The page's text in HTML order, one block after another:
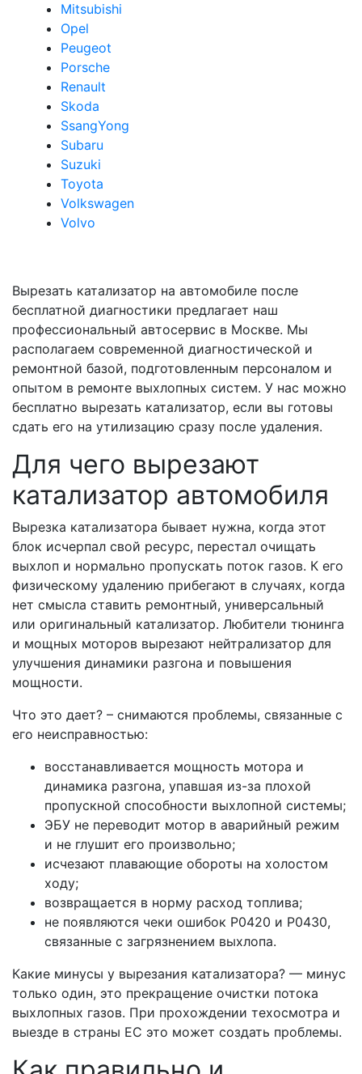
Mitsubishi
Opel
Peugeot
Porsche
Renault
Skoda
SsangYong
Subaru
Suzuki
Toyota
Volkswagen
Volvo
Вырезать катализатор на автомобиле после
бесплатной диагностики предлагает наш
профессиональный автосервис в Москве. Мы
располагаем современной диагностической и
ремонтной базой, подготовленным персоналом и
опытом в ремонте выхлопных систем. У нас можно
бесплатно вырезать катализатор, если вы готовы
сдать его на утилизацию сразу после удаления.
Для чего вырезают
катализатор автомобиля
Вырезка катализатора бывает нужна, когда этот
блок исчерпал свой ресурс, перестал очищать
выхлоп и нормально пропускать поток газов. К его
физическому удалению прибегают в случаях, когда
нет смысла ставить ремонтный, универсальный
или оригинальный катализатор. Любители тюнинга
и мощных моторов вырезают нейтрализатор для
улучшения динамики разгона и повышения
мощности.
Что это дает? – снимаются проблемы, связанные с
его неисправностью:
восстанавливается мощность мотора и
динамика разгона, упавшая из-за плохой
пропускной способности выхлопной системы;
ЭБУ не переводит мотор в аварийный режим
и не глушит его произвольно;
исчезают плавающие обороты на холостом
ходу;
возвращается в норму расход топлива;
не появляются чеки ошибок Р0420 и Р0430,
связанные с загрязнением выхлопа.
Какие минусы у вырезания катализатора? — минус
только один, это прекращение очистки потока
выхлопных газов. При прохождении техосмотра и
выезде в страны ЕС это может создать проблемы.